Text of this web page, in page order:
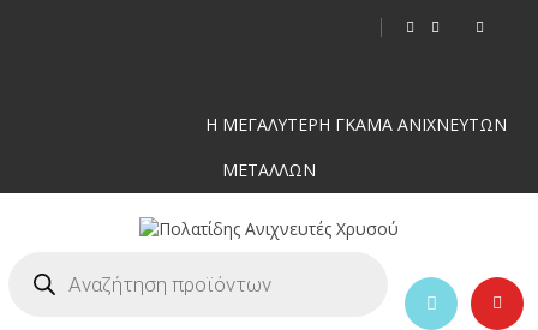
Η ΜΕΓΑΛΥΤΕΡΗ ΓΚΑΜΑ ΑΝΙΧΝΕΥΤΩΝ
ΜΕΤΑΛΛΩΝ